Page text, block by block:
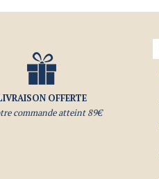
OFFERTE
commande atteint 89€